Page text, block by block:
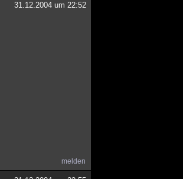
31.12.2004 um 22:52
melden